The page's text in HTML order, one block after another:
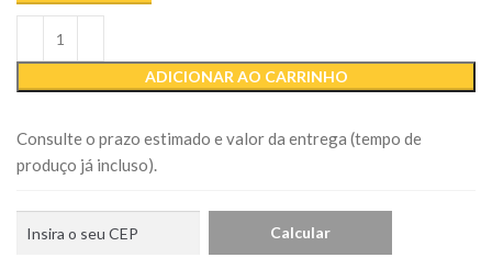
ADICIONAR AO CARRINHO
Consulte o prazo estimado e valor da entrega (tempo de
produço já incluso).